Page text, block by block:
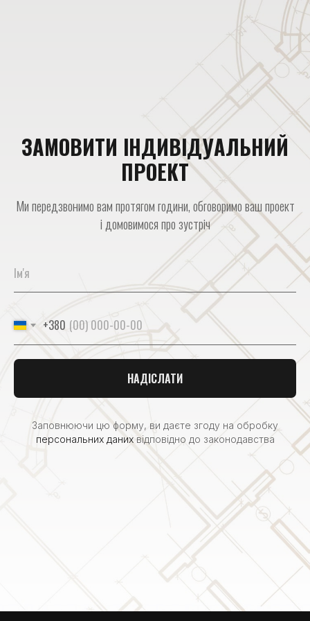
ЗАМОВИТИ ІНДИВІДУАЛЬНИЙ
ПРОЕКТ
Ми передзвонимо вам протягом години, обговоримо ваш проект
і домовимося про зустріч
+380
НАДІСЛАТИ
Заповнюючи цю форму, ви даєте згоду на обробку
персональних данихвідповідно до законодавства